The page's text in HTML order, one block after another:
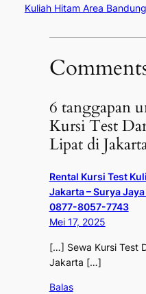
Kuliah Hitam Area Bandung
6 tanggapan
Kursi Test
Lipat di
Rental Kursi Test
Jakarta – Surya
0877-8057-7743
Mei 17, 2025
[…] Sewa Kursi Test
Jakarta […]
Balas